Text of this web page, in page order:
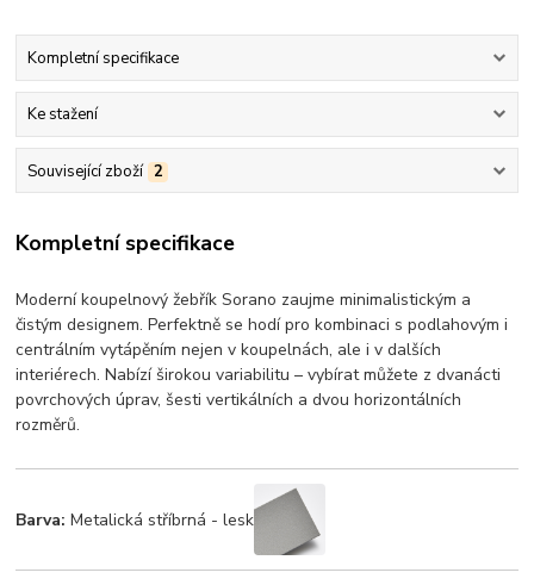
Kompletní specifikace
Ke stažení
Související zboží 2
Kompletní specifikace
Moderní koupelnový žebřík Sorano zaujme minimalistickým a
čistým designem. Perfektně se hodí pro kombinaci s podlahovým i
centrálním vytápěním nejen v koupelnách, ale i v dalších
interiérech. Nabízí širokou variabilitu – vybírat můžete z dvanácti
povrchových úprav, šesti vertikálních a dvou horizontálních
rozměrů.
Barva: Metalická stříbrná - lesk